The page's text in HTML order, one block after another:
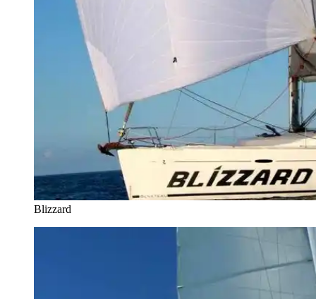
Blizzard